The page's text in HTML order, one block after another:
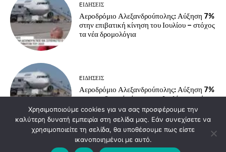
EΙΔΗΣΕΙΣ
Αεροδρόμιο Αλεξανδρούπολης: Αύξηση 7%
στην επιβατική κίνηση του Ιουλίου – στόχος
τα νέα δρομολόγια
EΙΔΗΣΕΙΣ
Αεροδρόμιο Αλεξανδρούπολης: Αύξηση 7%
στην επιβατική κίνηση του Ιουλίου – στόχος
τα νέα δρομολόγια
Load more
Χρησιμοποιούμε cookies για να σας προσφέρουμε την
καλύτερη δυνατή εμπειρία στη σελίδα μας. Εάν συνεχίσετε να
χρησιμοποιείτε τη σελίδα, θα υποθέσουμε πως είστε
ικανοποιημένοι με αυτό.